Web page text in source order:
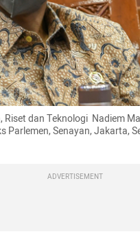
dan Teknologi  Nadiem
Parlemen, Senayan, Jakarta,
ADVERTISEMENT